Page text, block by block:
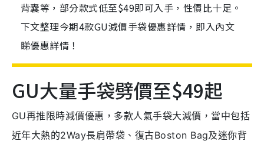
背囊等，部分款式低至$49即可入手，性價比十足。
下文整理今期4款GU減價手袋優惠詳情，即入內文
睇優惠詳情！
GU大量手袋劈價至$49起
GU再推限時減價優惠，多款人氣手袋大減價，當中包括
近年大熱的2Way長肩帶袋、復古Boston Bag及迷你背